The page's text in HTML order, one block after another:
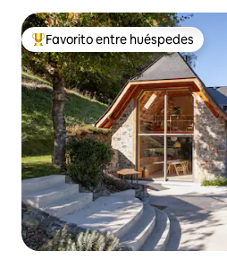
Favorito entre huéspedes preferido
Favorito entre huéspedes